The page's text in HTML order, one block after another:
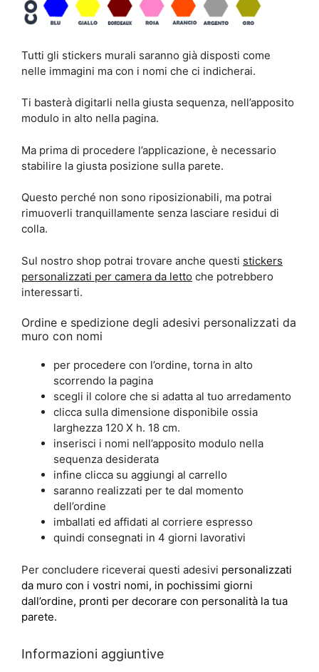
Tutti gli stickers murali saranno già disposti come
nelle immagini ma con i nomi che ci indicherai.
Ti basterà digitarli nella giusta sequenza, nell’apposito
modulo in alto nella pagina.
Ma prima di procedere l’applicazione, è necessario
stabilire la giusta posizione sulla parete.
Questo perché non sono riposizionabili, ma potrai
rimuoverli tranquillamente senza lasciare residui di
colla.
Sul nostro shop potrai trovare anche questi stickers
personalizzati per camera da letto che potrebbero
interessarti.
Ordine e spedizione degli adesivi personalizzati da
muro con nomi
per procedere con l’ordine, torna in alto
scorrendo la pagina
scegli il colore che si adatta al tuo arredamento
clicca sulla dimensione disponibile ossia
larghezza 120 X h. 18 cm.
inserisci i nomi nell’apposito modulo nella
sequenza desiderata
infine clicca su aggiungi al carrello
saranno realizzati per te dal momento
dell’ordine
imballati ed affidati al corriere espresso
quindi consegnati in 4 giorni lavorativi
Per concludere riceverai questi adesivi personalizzati
da muro con i vostri nomi, in pochissimi giorni
dall’ordine, pronti per decorare con personalità la tua
parete.
Informazioni aggiuntive